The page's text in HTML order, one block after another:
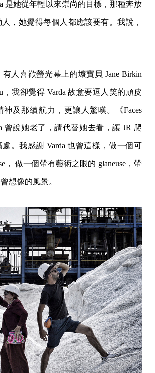
是她從年輕以來崇尚的目標，那種奔放
，她覺得每個人都應該要有。我說，
人喜歡螢光幕上的壞寶貝 Jane Birkin
，我卻覺得 Varda 故意要逗人笑的頑皮
神及那續航力，更讓人驚嘆。《Faces
曾說她老了，請代替她去看，讓 JR 爬
。我感謝 Varda 也曾這樣，做一個可
， 做一個帶有藝術之眼的 glaneuse，帶
想像的風景。